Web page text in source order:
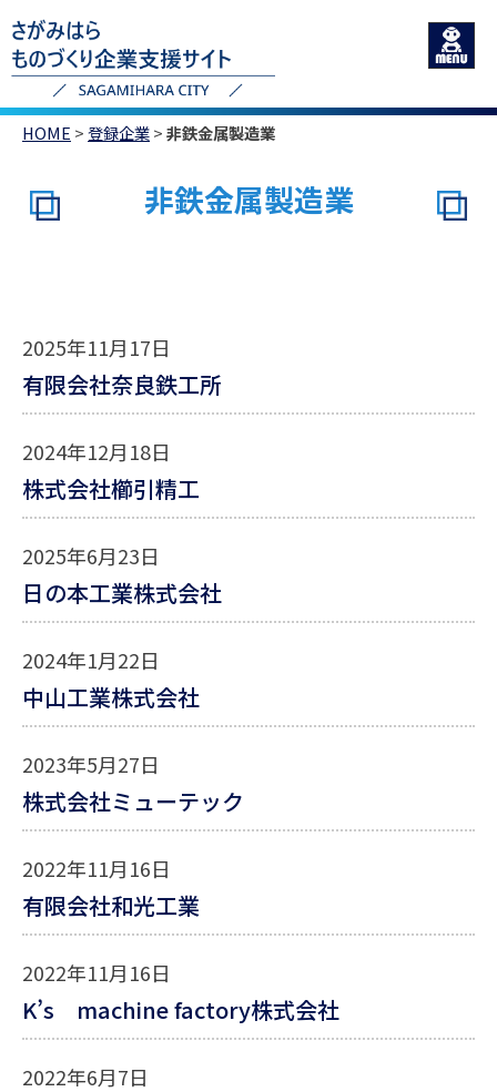
HOME >登録企業>非鉄金属製造業
非鉄金属製造業
2025年11月17日
有限会社奈良鉄工所
2024年12月18日
株式会社櫛引精工
2025年6月23日
日の本工業株式会社
2024年1月22日
中山工業株式会社
2023年5月27日
株式会社ミューテック
2022年11月16日
有限会社和光工業
2022年11月16日
K’s machine factory株式会社
2022年6月7日